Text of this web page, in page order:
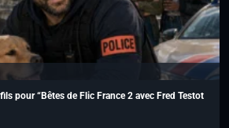
pour “Bêtes de Flic France 2 avec Fred Testot